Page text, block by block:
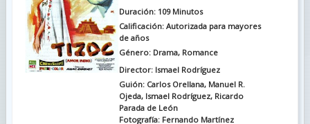
Duración: 109 Minutos
Calificación: Autorizada para mayores
de años
Género: Drama, Romance
Director: Ismael Rodríguez
Guión: Carlos Orellana, Manuel R.
Ojeda, Ismael Rodríguez, Ricardo
Parada de León
Fotografía: Fernando Martínez